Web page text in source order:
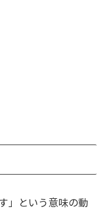
」という意味の動